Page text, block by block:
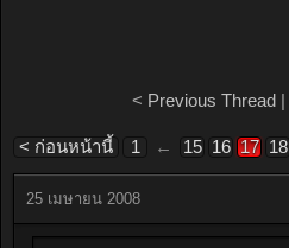
< Previous Thread|
< ก่อนหน้านี้ 1 ← 15 16 17 18
25 เมษายน 2008